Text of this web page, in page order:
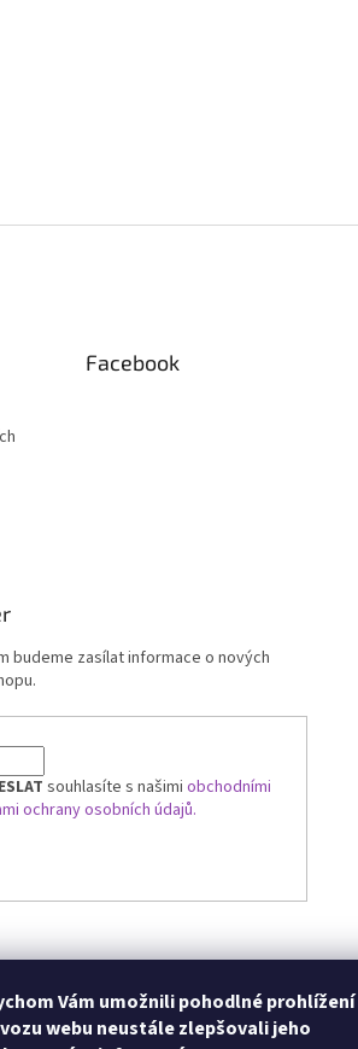
Vám umožnili pohodlné prohlížení
webu neustále zlepšovali jeho
Facebook
budeme zasílat informace o nových
souhlasíte s našimi obchodními
ochrany osobních údajů.